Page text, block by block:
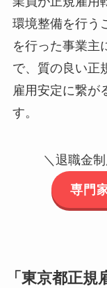
環境整備を行う
を行った事業主
で、質の良い正
雇用安定に繋が
す。
＼退職金
専門
「東京都正